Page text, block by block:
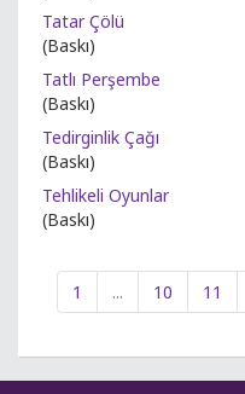
Tatar Çölü
(Baskı)
Tatlı Perşembe
(Baskı)
Tedirginlik Çağı
(Baskı)
Tehlikeli Oyunlar
(Baskı)
1 ... 10 11